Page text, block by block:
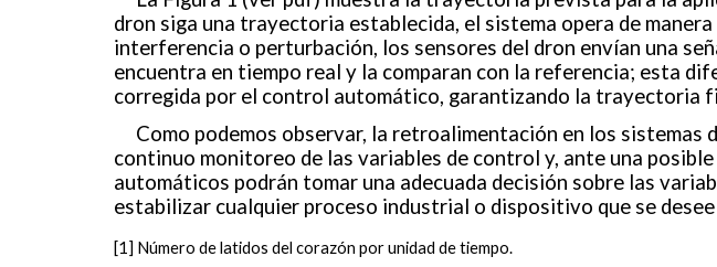
dron siga una trayectoria establecida, el sistema opera de
interferencia o perturbación, los sensores del dron envían una
encuentra en tiempo real y la comparan con la referencia; esta
corregida por el control automático, garantizando la trayectoria
Como podemos observar, la retroalimentación en los sistemas
continuo monitoreo de las variables de control y, ante una
automáticos podrán tomar una adecuada decisión sobre las
estabilizar cualquier proceso industrial o dispositivo que se
[1] Número de latidos del corazón por unidad de tiempo.